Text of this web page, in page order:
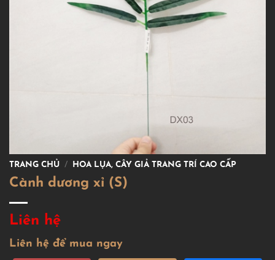
TRANG CHỦ / HOA LỤA, CÂY GIẢ TRANG TRÍ CAO CẤP
Cành dương xỉ (S)
Liên hệ
Liên hệ để mua ngay